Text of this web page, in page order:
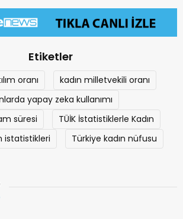
Etiketler
oranı
kadın milletvekili oranı
yapay zeka kullanımı
süresi
TÜİK İstatistiklerle Kadın
istatistikleri
Türkiye kadın nüfusu